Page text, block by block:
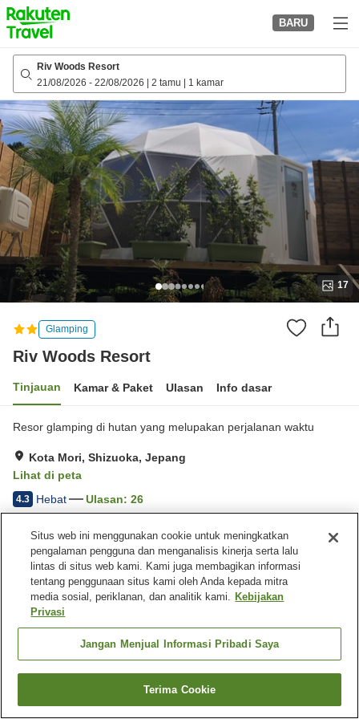
to
top
page
BARU
Riv Woods Resort
21/08/2026 - 22/08/2026 2 tamu 1 kamar
17
Glamping
Riv Woods Resort
Tinjauan Kamar & Paket Ulasan Info dasar
Resor glamping di hutan yang melupakan perjalanan waktu
Kota Mori, Shizuoka, Jepang
Lihat di peta
4.3 Hebat Ulasan: 26
Fasilitas properti
Tempat parkir
Pemandian udara terbuka
(air panas)
Teh gratis
Jepang Shizuoka Kota Mori Riv Woods Resort
Cari kamar
Situs web ini menggunakan cookie untuk meningkatkan
pengalaman pengguna dan menganalisis kinerja serta lalu
lintas di situs web kami. Kami juga membagikan informasi
tentang penggunaan situs kami oleh Anda kepada mitra
media sosial, periklanan, dan analitik kami. Kebijakan
Privasi
Jangan Menjual Informasi Pribadi Saya
Terima Cookie